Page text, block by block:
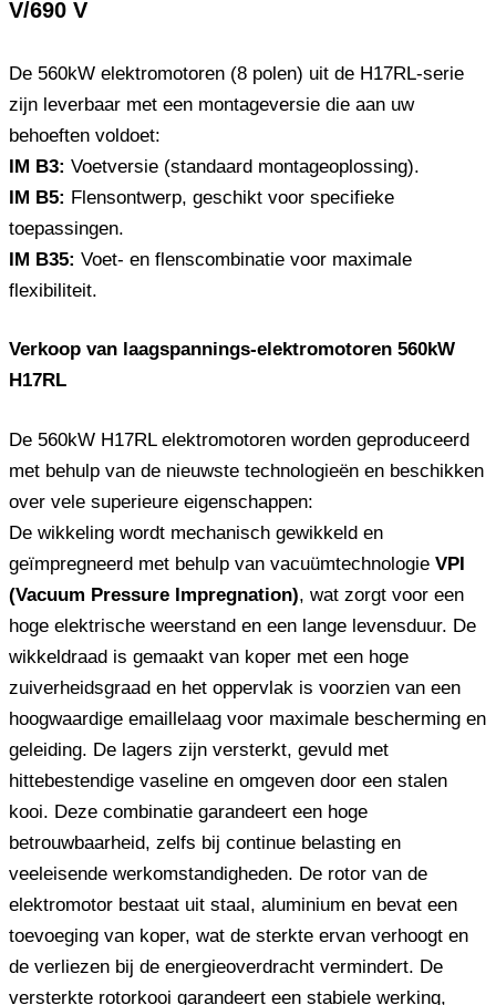
V/690 V
De 560kW elektromotoren (8 polen) uit de H17RL-serie
zijn leverbaar met een montageversie die aan uw
behoeften voldoet:
IM B3: Voetversie (standaard montageoplossing).
IM B5: Flensontwerp, geschikt voor specifieke
toepassingen.
IM B35: Voet- en flenscombinatie voor maximale
flexibiliteit.
Verkoop van laagspannings-elektromotoren 560kW
H17RL
De 560kW H17RL elektromotoren worden geproduceerd
met behulp van de nieuwste technologieën en beschikken
over vele superieure eigenschappen:
De wikkeling wordt mechanisch gewikkeld en
geïmpregneerd met behulp van vacuümtechnologie VPI
(Vacuum Pressure Impregnation), wat zorgt voor een
hoge elektrische weerstand en een lange levensduur. De
wikkeldraad is gemaakt van koper met een hoge
zuiverheidsgraad en het oppervlak is voorzien van een
hoogwaardige emaillelaag voor maximale bescherming en
geleiding. De lagers zijn versterkt, gevuld met
hittebestendige vaseline en omgeven door een stalen
kooi. Deze combinatie garandeert een hoge
betrouwbaarheid, zelfs bij continue belasting en
veeleisende werkomstandigheden. De rotor van de
elektromotor bestaat uit staal, aluminium en bevat een
toevoeging van koper, wat de sterkte ervan verhoogt en
de verliezen bij de energieoverdracht vermindert. De
versterkte rotorkooi garandeert een stabiele werking,